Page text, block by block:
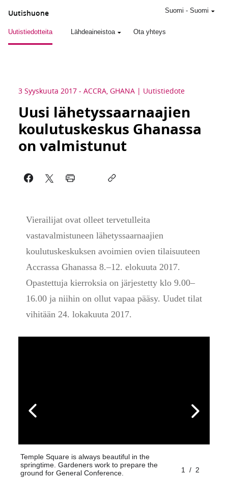
Uutishuone
Uutistiedotteita Lähdeaineistoa Ota yhteys
Suomi - Suomi
3 Syyskuuta 2017 - ACCRA, GHANA Uutistiedote
Uusi lähetyssaarnaajien
koulutuskeskus Ghanassa
on valmistunut
Vierailijat ovat olleet tervetulleita
vastavalmistuneen lähetyssaarnaajien
koulutuskeskuksen avoimien ovien tilaisuuteen
Accrassa Ghanassa 8.–12. elokuuta 2017.
Opastettuja kierroksia on järjestetty klo 9.00–
16.00 ja niihin on ollut vapaa pääsy. Uudet tilat
vihitään 24. lokakuuta 2017.
Temple Square is always beautiful in the
springtime. Gardeners work to prepare the
ground for General Conference.
1 / 2